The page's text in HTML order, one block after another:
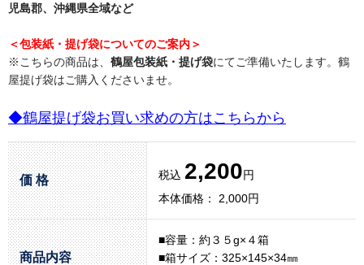
児島郡、沖縄県全域など
＜包装紙・提げ袋についてのご案内＞
※こちらの商品は、 鶴屋包装紙・提げ袋にてご準備いたします。鶴
屋提げ袋はご購入くださいませ。
◆鶴屋提げ袋お買い求めの方はこちらから
価 格 税込 2,200円
本体価格： 2,000円
商品内容
■容量：約３５g×４箱
■箱サイズ：325×145×34㎜